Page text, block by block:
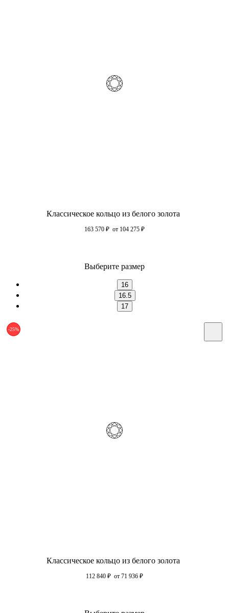
Классическое кольцо из белого золота
163 570 ₽ от 104 275 ₽
Выберите размер
16
16.5
17
-25%
Классическое кольцо из белого золота
112 840 ₽ от 71 936 ₽